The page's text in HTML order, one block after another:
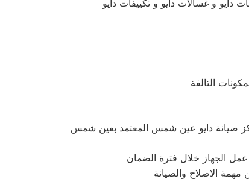
دايو و غسالات دايو و تكييفات دايو
التالفة
عمل الجهاز خلال فترة الضمان
الاصلاح والصيانة